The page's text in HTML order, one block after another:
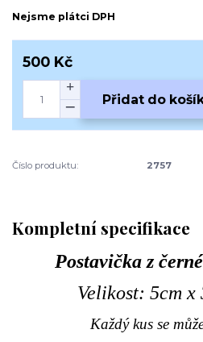
Nejsme plátci DPH
500 Kč
Přidat do
Číslo produktu: 2757
Kompletní specifikace
Postavičkaz
Velikost: 5cm x
Každý kus se